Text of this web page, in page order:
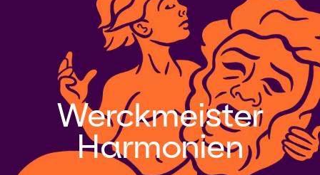
Werckmeister
Harmonien